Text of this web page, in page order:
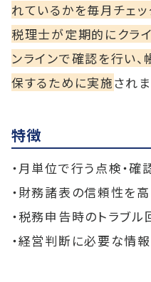
れているかを毎月チェ
税理士が定期的にクラ
ンラインで確認を行い
保するために実施されま
特徴
・月単位で行う点検・確
・財務諸表の信頼性を
・税務申告時のトラブ
・経営判断に必要な情